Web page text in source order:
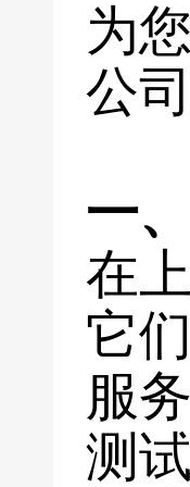
为
公
一、
在
它
服
测